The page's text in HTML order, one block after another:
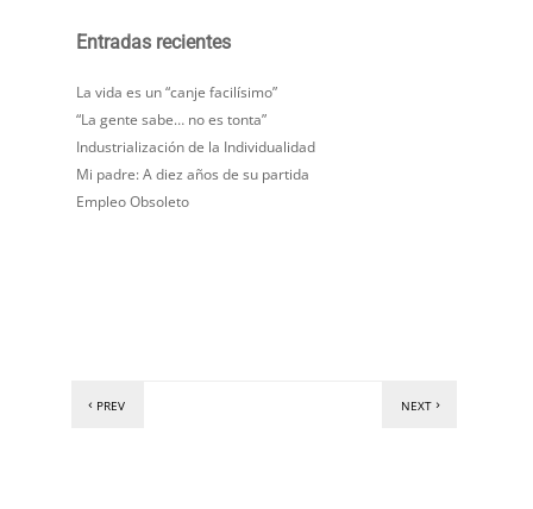
Entradas recientes
La vida es un “canje facilísimo”
“La gente sabe… no es tonta”
Industrialización de la Individualidad
Mi padre: A diez años de su partida
Empleo Obsoleto
PREV NEXT